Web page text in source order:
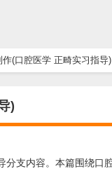
(口腔医学 正畸实习指导)
)
支内容。本篇围绕